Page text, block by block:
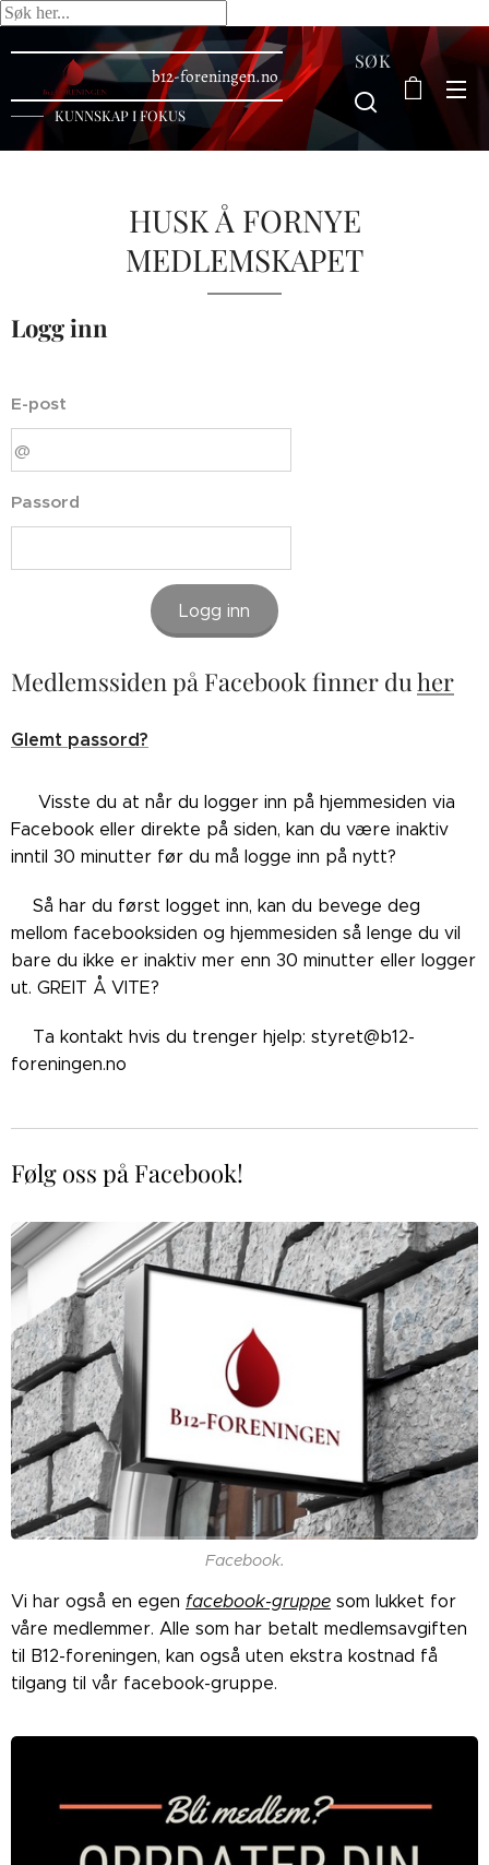
b12-foreningen.no
KUNNSKAP I FOKUS
SØK
HUSK Å FORNYE
MEDLEMSKAPET
Logg inn
E-post
Passord
Logg inn
Medlemssiden på Facebook finner duher
Glemt passord?
👉🏼Visste du at når du logger inn på hjemmesiden via
Facebook eller direkte på siden, kan du være inaktiv
inntil 30 minutter før du må logge inn på nytt?
👉🏼Så har du først logget inn, kan du bevege deg
mellom facebooksiden og hjemmesiden så lenge du vil
bare du ikke er inaktiv mer enn 30 minutter eller logger
ut. GREIT Å VITE?
👉🏼Ta kontakt hvis du trenger hjelp: styret@b12-
foreningen.no
Følg oss på Facebook!
Facebook.
Vi har også en egen facebook-gruppe som lukket for
våre medlemmer. Alle som har betalt medlemsavgiften
til B12-foreningen, kan også uten ekstra kostnad få
tilgang til vår facebook-gruppe.